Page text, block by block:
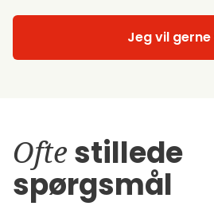
Jeg vil gerne
Ofte stillede
spørgsmål